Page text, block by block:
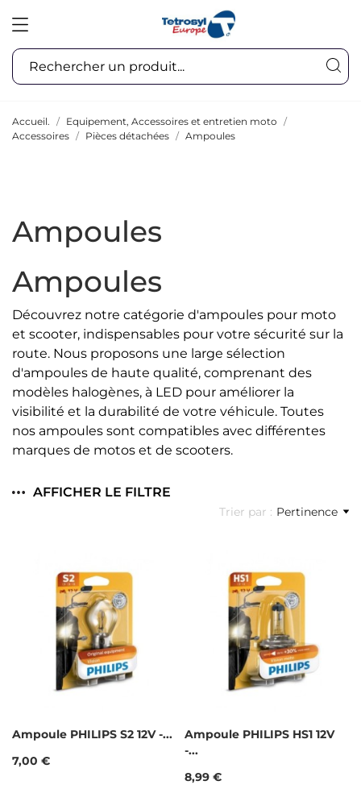
Accueil.
Equipement, Accessoires et entretien moto
Accessoires
Pièces détachées Ampoules
Ampoules
Ampoules
Découvrez notre catégorie d'ampoules pour moto
et scooter, indispensables pour votre sécurité sur la
route. Nous proposons une large sélection
d'ampoules de haute qualité, comprenant des
modèles halogènes, à LED pour améliorer la
visibilité et la durabilité de votre véhicule. Toutes
nos ampoules sont compatibles avec différentes
marques de motos et de scooters.
Trier par : Pertinence
AFFICHER LE FILTRE
Ampoule PHILIPS S2 12V -...
Prix
7,00 €
Ampoule PHILIPS HS1 12V
-...
Prix
8,99 €